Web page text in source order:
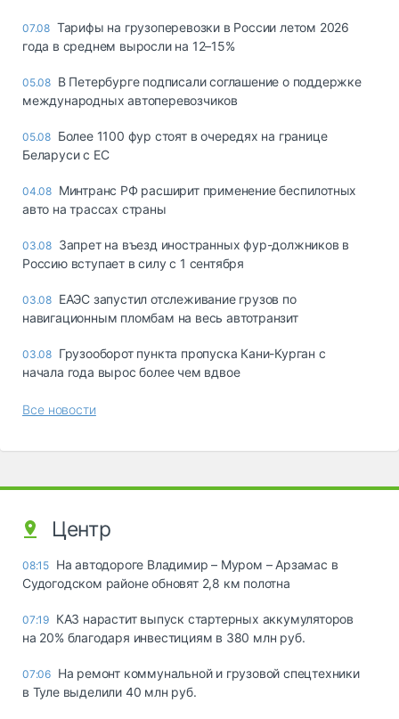
07.08 Тарифы на грузоперевозки в России летом 2026
года в среднем выросли на 12–15%
05.08 В Петербурге подписали соглашение о поддержке
международных автоперевозчиков
05.08 Более 1100 фур стоят в очередях на границе
Беларуси с ЕС
04.08 Минтранс РФ расширит применение беспилотных
авто на трассах страны
03.08 Запрет на въезд иностранных фур-должников в
Россию вступает в силу с 1 сентября
03.08 ЕАЭС запустил отслеживание грузов по
навигационным пломбам на весь автотранзит
03.08 Грузооборот пункта пропуска Кани-Курган с
начала года вырос более чем вдвое
Все новости
Центр
08:15 На автодороге Владимир – Муром – Арзамас в
Судогодском районе обновят 2,8 км полотна
07:19 КАЗ нарастит выпуск стартерных аккумуляторов
на 20% благодаря инвестициям в 380 млн руб.
07:06 На ремонт коммунальной и грузовой спецтехники
в Туле выделили 40 млн руб.